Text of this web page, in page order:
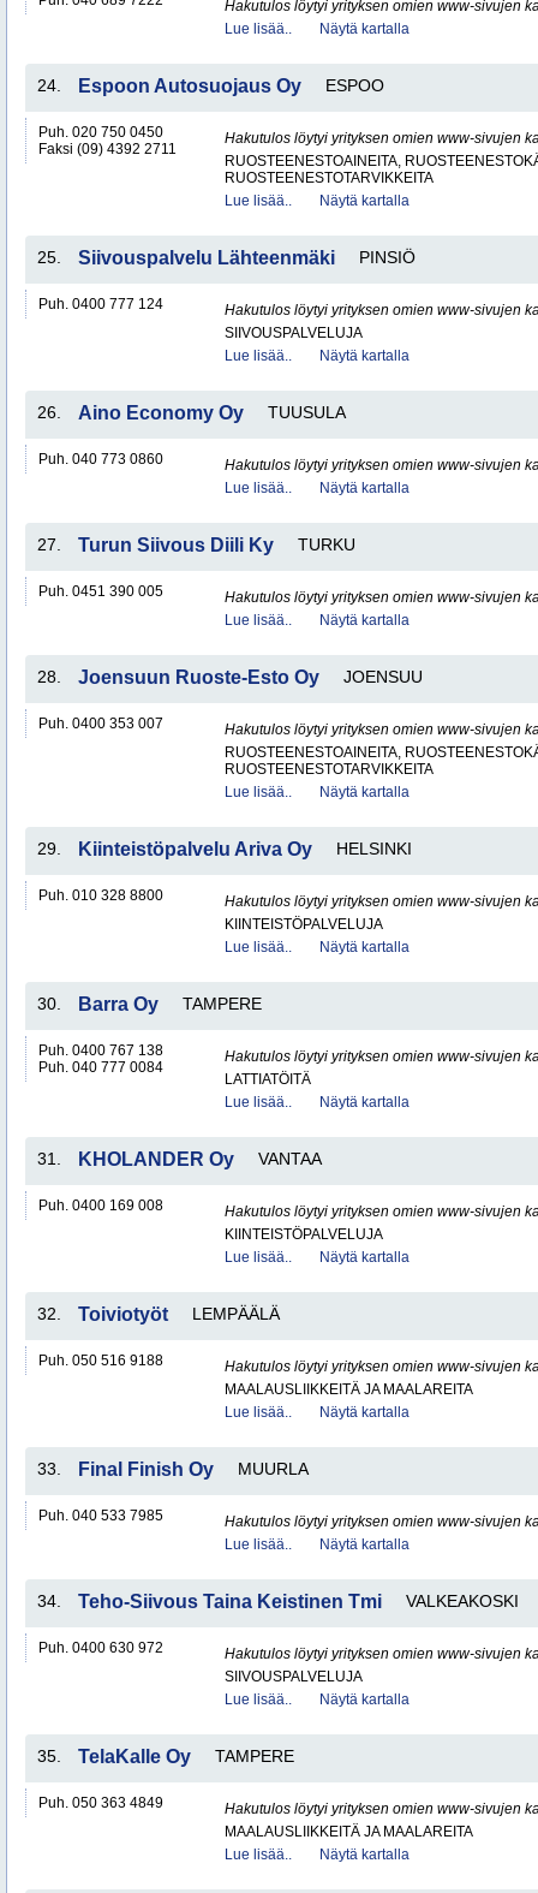
Hakutulos löytyi yrityksen omien www-sivujen
Lue lisää..
Näytä kartalla
24. Espoon Autosuojaus Oy ESPOO
Puh. 020 750 0450
Faksi (09) 4392 2711
Hakutulos löytyi yrityksen omien www-sivujen
RUOSTEENESTOAINEITA,
RUOSTEENESTOTARVIKKEITA
Lue lisää..
Näytä kartalla
25. Siivouspalvelu Lähteenmäki PINSIÖ
Puh. 0400 777 124
Hakutulos löytyi yrityksen omien www-sivujen
SIIVOUSPALVELUJA
Lue lisää..
Näytä kartalla
26. Aino Economy Oy TUUSULA
Puh. 040 773 0860
Hakutulos löytyi yrityksen omien www-sivujen
Lue lisää..
Näytä kartalla
27. Turun Siivous Diili Ky TURKU
Puh. 0451 390 005
Hakutulos löytyi yrityksen omien www-sivujen
Lue lisää..
Näytä kartalla
28. Joensuun Ruoste-Esto Oy JOENSUU
Puh. 0400 353 007
Hakutulos löytyi yrityksen omien www-sivujen
RUOSTEENESTOAINEITA,
RUOSTEENESTOTARVIKKEITA
Lue lisää..
Näytä kartalla
29. Kiinteistöpalvelu Ariva Oy HELSINKI
Puh. 010 328 8800
Hakutulos löytyi yrityksen omien www-sivujen
KIINTEISTÖPALVELUJA
Lue lisää..
Näytä kartalla
30. Barra Oy TAMPERE
Puh. 0400 767 138
Puh. 040 777 0084
Hakutulos löytyi yrityksen omien www-sivujen
LATTIATÖITÄ
Lue lisää..
Näytä kartalla
31. KHOLANDER Oy VANTAA
Puh. 0400 169 008
Hakutulos löytyi yrityksen omien www-sivujen
KIINTEISTÖPALVELUJA
Lue lisää..
Näytä kartalla
32. Toiviotyöt LEMPÄÄLÄ
Puh. 050 516 9188
Hakutulos löytyi yrityksen omien www-sivujen
MAALAUSLIIKKEITÄ JA MAALAREITA
Lue lisää..
Näytä kartalla
33. Final Finish Oy MUURLA
Puh. 040 533 7985
Hakutulos löytyi yrityksen omien www-sivujen
Lue lisää..
Näytä kartalla
34. Teho-Siivous Taina Keistinen Tmi VALKEAKOSKI
Puh. 0400 630 972
Hakutulos löytyi yrityksen omien www-sivujen
SIIVOUSPALVELUJA
Lue lisää..
Näytä kartalla
35. TelaKalle Oy TAMPERE
Puh. 050 363 4849
Hakutulos löytyi yrityksen omien www-sivujen
MAALAUSLIIKKEITÄ JA MAALAREITA
Lue lisää..
Näytä kartalla